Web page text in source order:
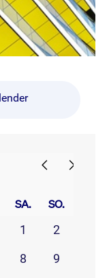
SA. SO.
1
2
8 9